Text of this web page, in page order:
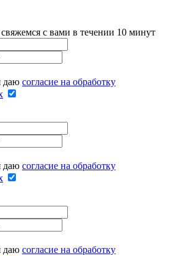
с вами в течении 10 минут
даю согласие на обработку
даю согласие на обработку
даю согласие на обработку